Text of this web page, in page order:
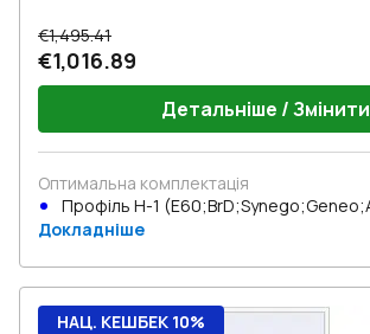
€1,495.41
€1,016.89
Детальніше / Змінити
Оптимальна комплектація
Профіль Н-1
Докладніше
НАЦ. КЕШБЕК 10%